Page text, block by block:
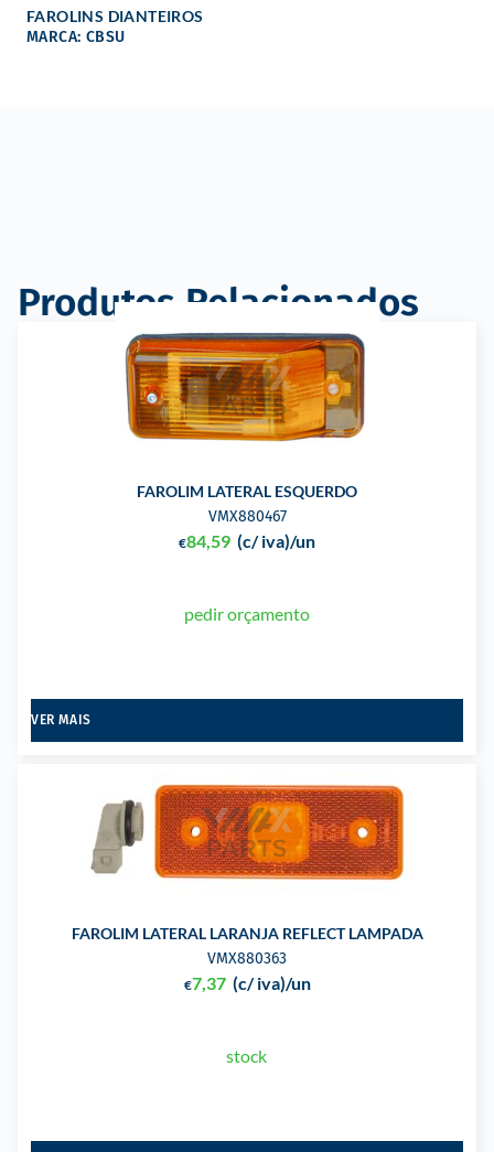
FAROLINS DIANTEIROS
MARCA: CBSU
Produtos Relacionados
FAROLIM LATERAL ESQUERDO
VMX880467
€84,59 (c/ iva)/un
pedir orçamento
VER MAIS
FAROLIM LATERAL LARANJA REFLECT LAMPADA
VMX880363
€7,37 (c/ iva)/un
stock